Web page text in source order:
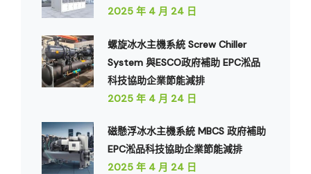
2025 年 4 月 24 日
螺旋冰水主機系統 Screw Chiller
System 與ESCO政府補助 EPC淞品
科技協助企業節能減排
2025 年 4 月 24 日
磁懸浮冰水主機系統 MBCS 政府補助
EPC淞品科技協助企業節能減排
2025 年 4 月 24 日